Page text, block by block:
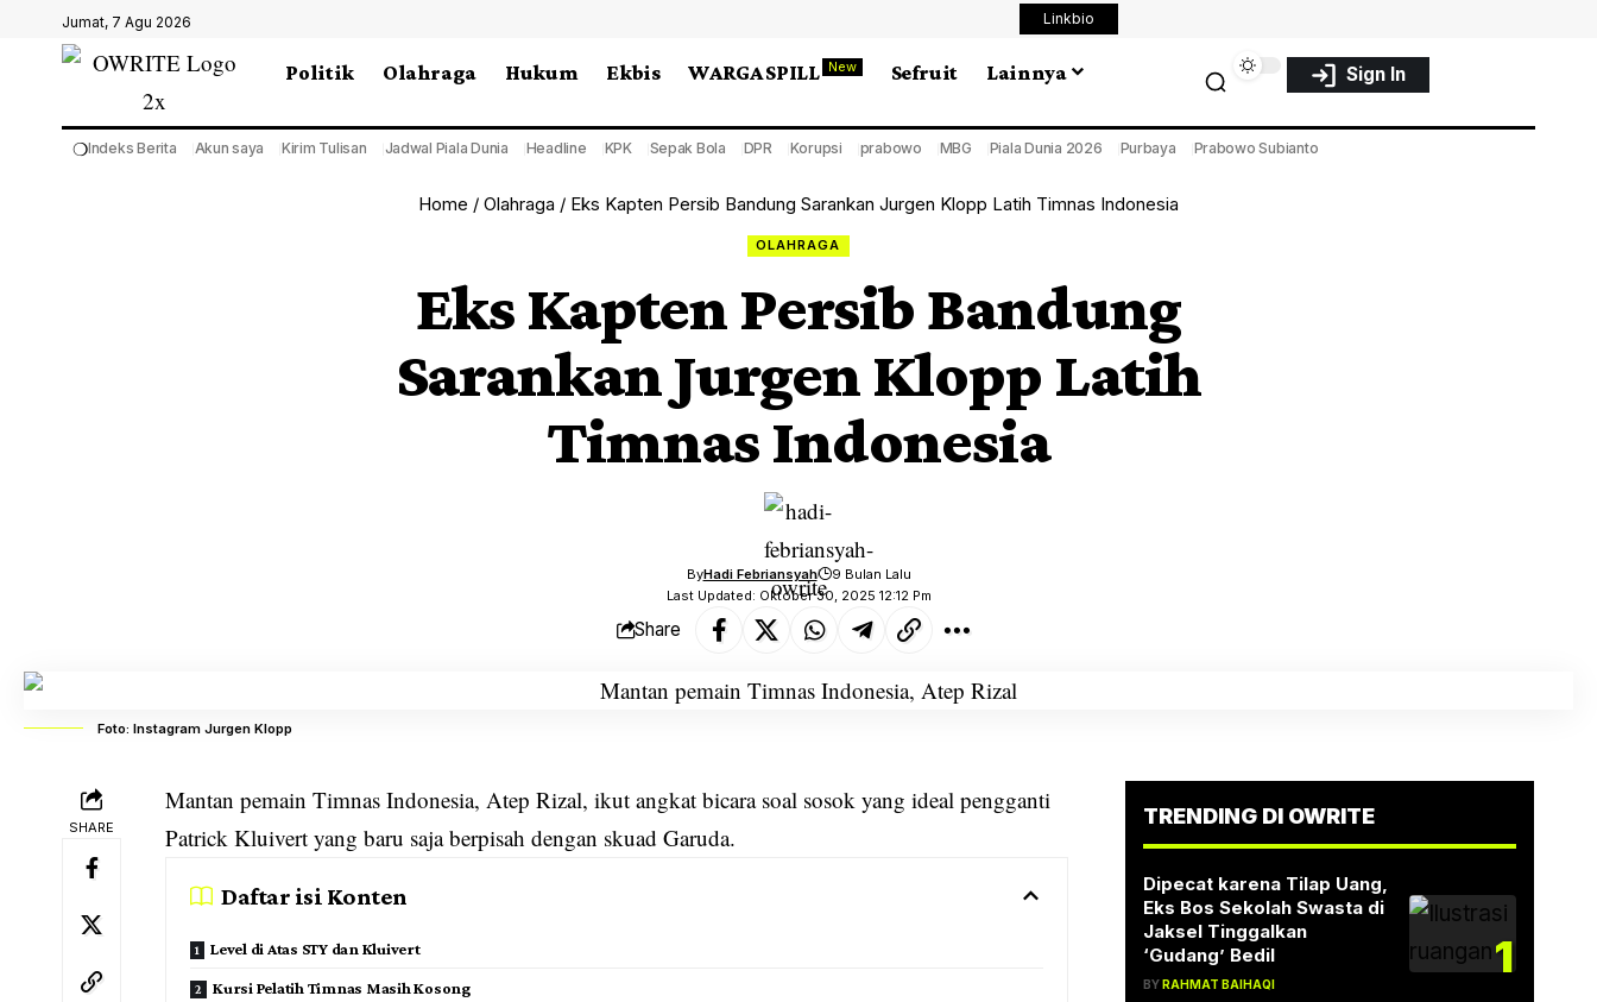
Jumat, 7 Agu 2026 Linkbio
Politik Olahraga Hukum Ekbis WARGA SPILL New Sefruit Lainnya Sign In
❍Indeks Berita Akun saya Kirim Tulisan Jadwal Piala Dunia Headline KPK Sepak Bola DPR Korupsi prabowo MBG Piala Dunia 2026 Purbaya Prabowo Subianto
Home / Olahraga / Eks Kapten Persib Bandung Sarankan Jurgen Klopp Latih Timnas Indonesia
OLAHRAGA
Eks Kapten Persib Bandung
Sarankan Jurgen Klopp Latih
Timnas Indonesia
Last Updated: Oktober 30, 2025 12:12 Pm
ByHadi Febriansyah 9 Bulan Lalu
Share
Foto: Instagram Jurgen Klopp
SHARE
Mantan pemain Timnas Indonesia, Atep Rizal, ikut angkat bicara soal sosok yang ideal pengganti
Patrick Kluivert yang baru saja berpisah dengan skuad Garuda.
Daftar isi Konten
Level di Atas STY dan Kluivert
Kursi Pelatih Timnas Masih Kosong
TRENDING DI OWRITE
Dipecat karena Tilap Uang,
Eks Bos Sekolah Swasta di
Jaksel Tinggalkan
‘Gudang’ Bedil
BYRAHMAT BAIHAQI
1